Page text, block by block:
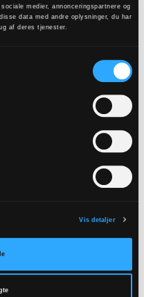
medier, annonceringspartnere og
data med andre oplysninger, du har
af deres tjenester.
Vis detaljer